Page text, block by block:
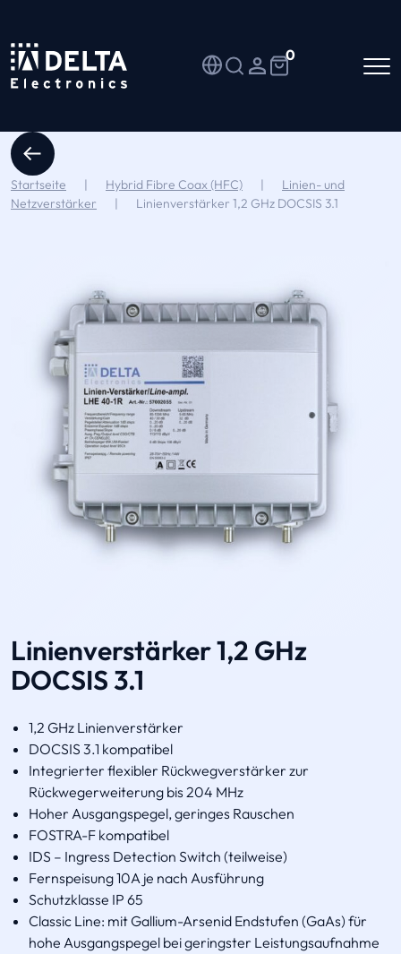
0
Startseite | Hybrid Fibre Coax (HFC) |
Linien- und
Netzverstärker
| Linienverstärker 1,2 GHz DOCSIS 3.1
Linienverstärker 1,2 GHz
DOCSIS 3.1
1,2 GHz Linienverstärker
DOCSIS 3.1 kompatibel
Integrierter flexibler Rückwegverstärker zur
Rückwegerweiterung bis 204 MHz
Hoher Ausgangspegel, geringes Rauschen
FOSTRA-F kompatibel
IDS – Ingress Detection Switch (teilweise)
Fernspeisung 10A je nach Ausführung
Schutzklasse IP 65
Classic Line: mit Gallium-Arsenid Endstufen (GaAs) für
hohe Ausgangspegel bei geringster Leistungsaufnahme